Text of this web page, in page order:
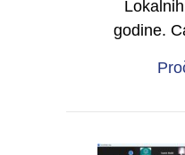
godine.